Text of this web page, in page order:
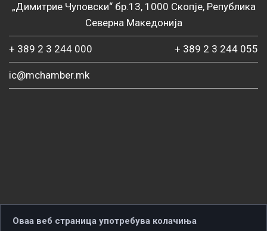
„Димитрие Чуповски“ бр.13, 1000 Скопје, Република
Северна Македонија
+ 389 2 3 244 000 + 389 2 3 244 055
ic@mchamber.mk
Оваа веб страница употребува колачиња